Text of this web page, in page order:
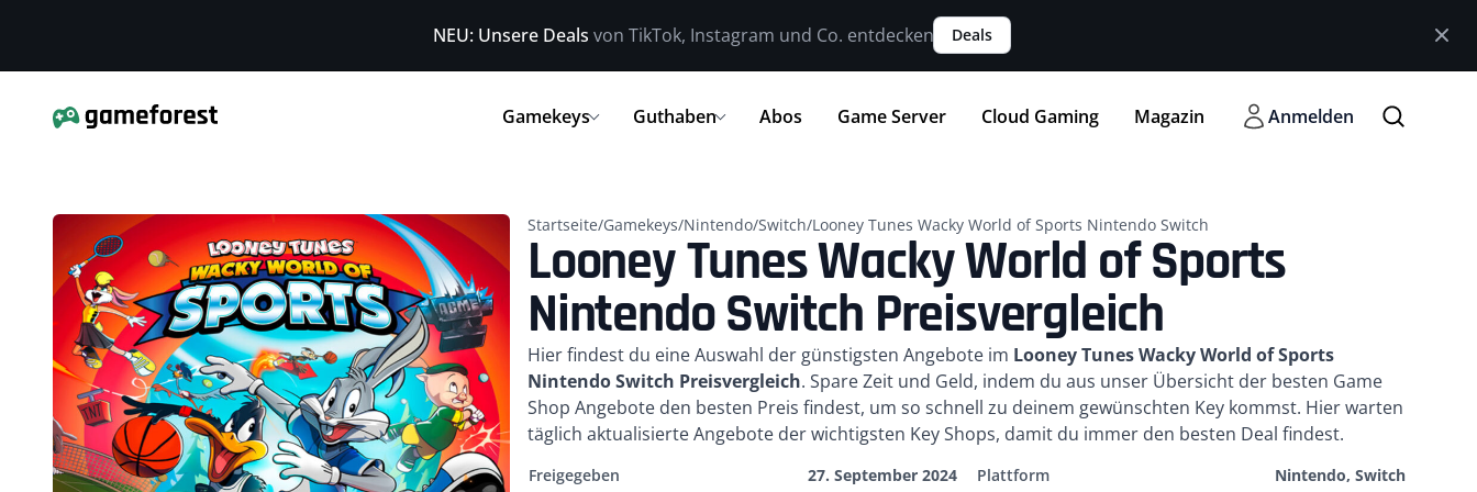
NEU: Unsere Deals von TikTok, Instagram und Co. entdecken Deals
Gamekeys Guthaben Abos Game Server Cloud Gaming Magazin Anmelden
Startseite/Gamekeys/Nintendo/Switch/Looney Tunes Wacky World of Sports Nintendo Switch
Looney Tunes Wacky World of Sports
Nintendo Switch Preisvergleich
Kurzbeschreibung
Hier findest du eine Auswahl der günstigsten Angebote im Looney Tunes Wacky World of Sports
Nintendo Switch Preisvergleich. Spare Zeit und Geld, indem du aus unser Übersicht der besten Game
Shop Angebote den besten Preis findest, um so schnell zu deinem gewünschten Key kommst. Hier warten
täglich aktualisierte Angebote der wichtigsten Key Shops, damit du immer den besten Deal findest.
Freigegeben 27. September 2024 Plattform Nintendo, Switch